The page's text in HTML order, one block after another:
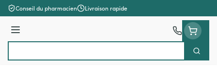
Aller au contenu
Conseil du pharmacien Livraison rapide
Menu